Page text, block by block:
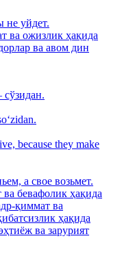
не уйдет.
ва ожизлик ҳақида
ва авом дин
because they make
а свое возьмет.
ва бевафолик ҳақида
қиммат ва
ҳақида
ва зарурият